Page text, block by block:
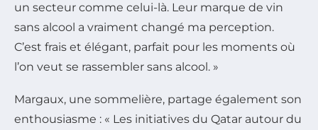
un secteur comme celui-là. Leur marque de vin
sans alcool a vraiment changé ma perception.
C’est frais et élégant, parfait pour les moments où
l’on veut se rassembler sans alcool. »
Margaux, une sommelière, partage également son
enthousiasme : « Les initiatives du Qatar autour du